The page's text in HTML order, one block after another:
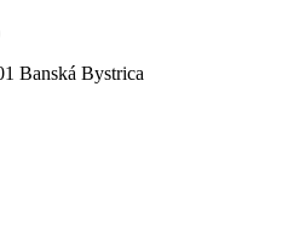
Banská Bystrica